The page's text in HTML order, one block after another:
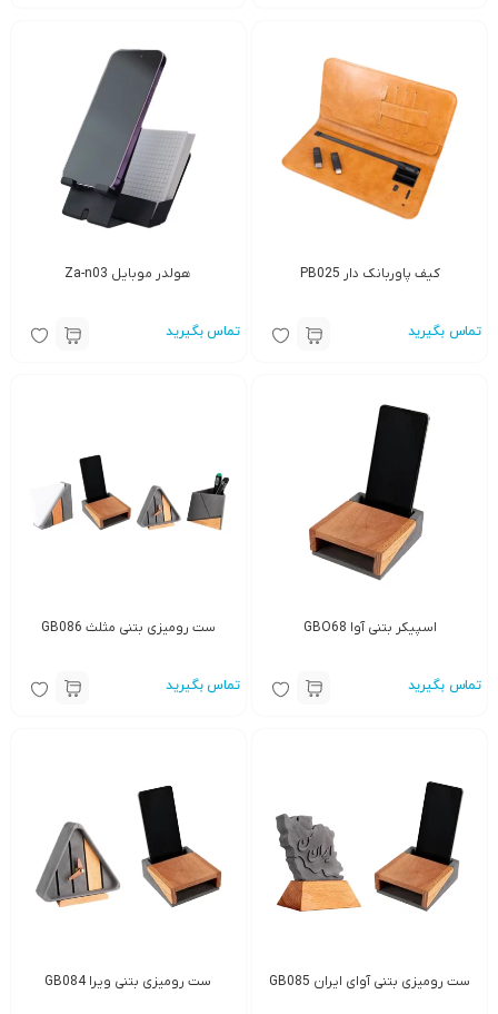
کیف پاوربانک دار PB025
تماس بگیرید
هولدر موبایل Za-n03
تماس بگیرید
اسپیکر بتنی آوا GBO68
تماس بگیرید
ست رومیزی بتنی مثلث GB086
تماس بگیرید
ست رومیزی بتنی آوای ایران GB085 ست رومیزی بتنی ویرا GB084